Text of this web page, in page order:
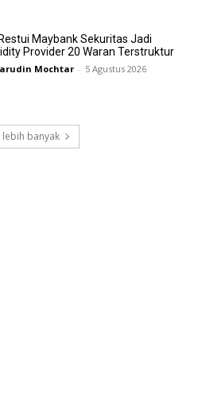
Maybank Sekuritas Jadi
Provider 20 Waran Terstruktur
Mochtar - 5 Agustus 2026
lebih banyak